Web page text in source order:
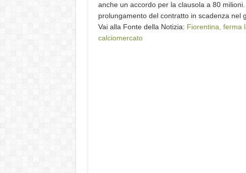
anche un accordo per la clausola a 80
prolungamento del contratto in scadenza nel
Vai alla Fonte della Notizia: Fiorentina, ferma
calciomercato